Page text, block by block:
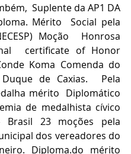
Suplente da AP1 DA
Mérito  Social pela
Moção  Honrosa
certificate of Honor
Koma Comenda do
de Caxias.  Pela
mérito  Diplomático
de medalhista cívico
Brasil 23 moções pela
dos vereadores do
Diploma.do mérito